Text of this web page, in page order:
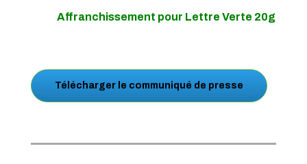
Affranchissement pour Lettre Verte 20g
Télécharger le communiqué de presse